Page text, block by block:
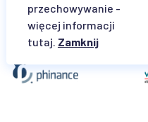
Właścicielem platformy
przechowywanie -
więcej informacji
tutaj. Zamknij